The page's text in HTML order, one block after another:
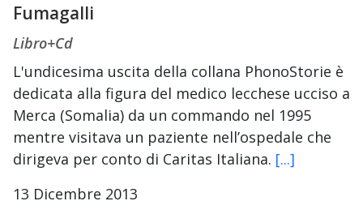
Fumagalli
Libro+Cd
L'undicesima uscita della collana PhonoStorie è
dedicata alla figura del medico lecchese ucciso a
Merca (Somalia) da un commando nel 1995
mentre visitava un paziente nell’ospedale che
dirigeva per conto di Caritas Italiana. [...]
13 Dicembre 2013